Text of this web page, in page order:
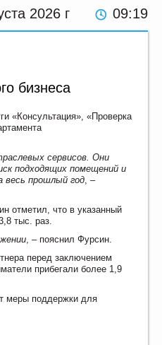
2026 г 09:19
бизнеса
«Консультация», «Проверка
сервисов. Они
подходящих помещений и
весь прошлый год, –
отметил, что в указанный
тыс. раз.
, – пояснил Фурсин.
перед заключением
прибегали более 1,9
меры поддержки для